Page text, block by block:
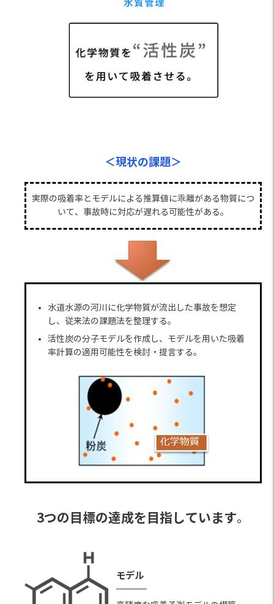
＜現状の課題＞
実際の吸着率とモデルによる推算値に乖離がある物質につ
いて、事故時に対応が遅れる可能性がある。
水道水源の河川に化学物質が流出した事故を想定
し、従来法の課題法を整理する。
活性炭の分子モデルを作成し、モデルを用いた吸着
率計算の適用可能性を検討・提言する。
3つの目標の達成を目指しています。
モデル